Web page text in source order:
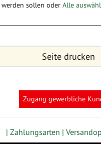
sollen oder Alle
Seite drucken
Zugang gewerbliche
| Zahlungsarten |